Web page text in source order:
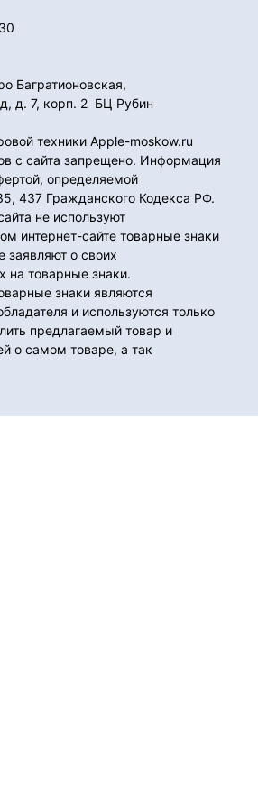
Багратионовская,
д. 7, корп. 2 БЦ Рубин
техники Apple-moskow.ru
с сайта запрещено. Информация
определяемой
437 Гражданского Кодекса РФ.
не используют
интернет-сайте товарные знаки
заявляют о своих
на товарные знаки.
знаки являются
и используются только
предлагаемый товар и
о самом товаре, а так